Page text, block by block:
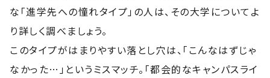
な「進学先への憧れタイプ」の人は、その大学についてよ
り詳しく調べましょう。
このタイプがはまりやすい落とし穴は、「こんなはずじゃ
なかった…」というミスマッチ。「都会的なキャンパスライ